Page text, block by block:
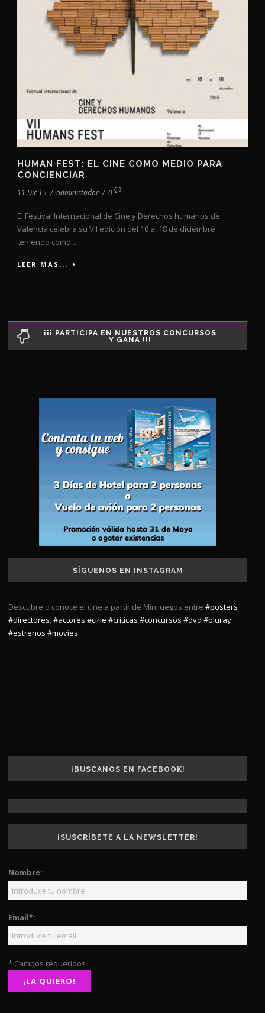
HUMAN FEST: EL CINE COMO MEDIO PARA
CONCIENCIAR
11 Dic 15 / administador / 0
El Festival Internacional de Cine y Derechos humanos de
Valencia celebra su VII edición del 10 al 18 de diciembre
teniendo como...
LEER MÁS...
¡¡¡ PARTICIPA EN NUESTROS CONCURSOS
Y GANA !!!
SÍGUENOS EN INSTAGRAM
Descubre o conoce el cine a partir de Minijuegos entre #posters
#directores,#actores #cine #criticas #concursos #dvd #bluray
#estrenos #movies
¡BUSCANOS EN FACEBOOK!
¡SUSCRÍBETE A LA NEWSLETTER!
Nombre:
Email*:
* Campos requeridos